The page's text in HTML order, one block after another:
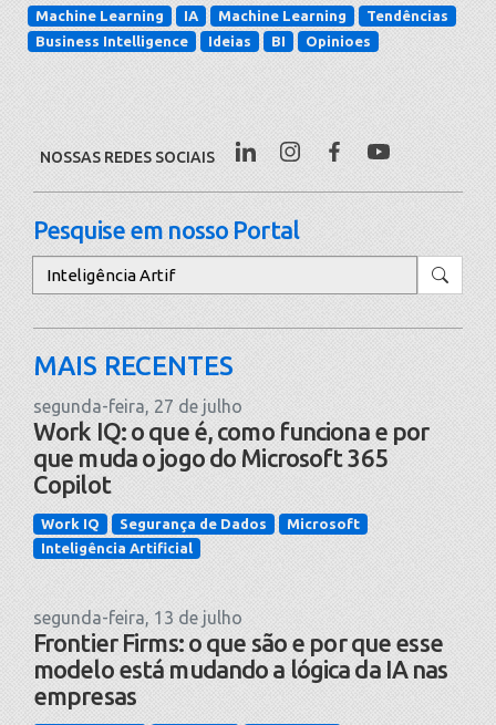
Machine Learning IA Machine Learning
Tendências
Business Intelligence
Ideias BI Opinioes
NOSSAS REDES SOCIAIS
Pesquise em nosso Portal
Pesquisar
MAIS RECENTES
segunda-feira, 27 de julho
Work IQ: o que é, como funciona e por
que muda o jogo do Microsoft 365
Copilot
Work IQ Segurança de Dados
Microsoft
Inteligência Artificial
segunda-feira, 13 de julho
Frontier Firms: o que são e por que esse
modelo está mudando a lógica da IA nas
empresas